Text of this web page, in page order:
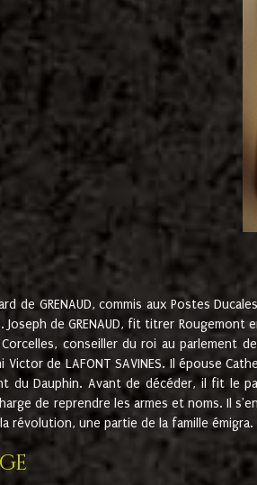
de GRENAUD, commis aux Postes
. Joseph de GRENAUD, fit titrer Rougemont
conseiller du roi au parlement
Victor de LAFONT SAVINES. Il épouse
du Dauphin. Avant de décéder, il fit le
de reprendre les armes et noms. Il
la révolution, une partie de la famille